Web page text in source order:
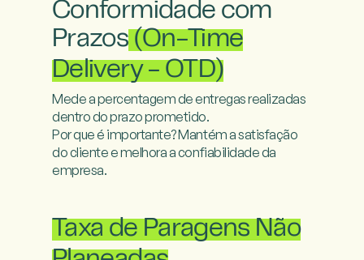
Conformidade com
Prazos (On-Time
Delivery - OTD)
Mede a percentagem de entregas realizadas
dentro do prazo prometido.
Por que é importante? Mantém a satisfação
do cliente e melhora a confiabilidade da
empresa.
Taxa de Paragens Não